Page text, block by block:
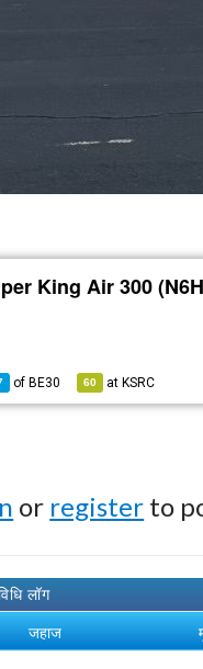
King Air 300
of BE30 60 at KSRC
or register to
लॉग
जहाज